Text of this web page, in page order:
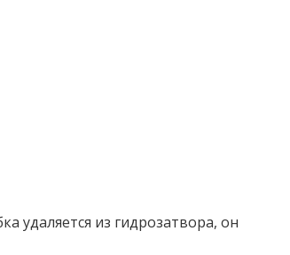
удаляется из гидрозатвора, он